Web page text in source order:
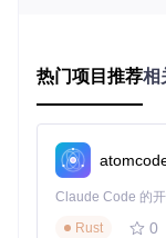
部署流程复杂：传
这些痛点共同构
种全新的技术方案
技术架构解
热门项目推荐相
Rust
0